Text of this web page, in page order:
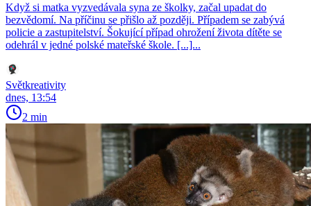
Když si matka vyzvedávala syna ze školky, začal upadat do
bezvědomí. Na příčinu se přišlo až později. Případem se zabývá
policie a zastupitelství. Šokující případ ohrožení života dítěte se
odehrál v jedné polské mateřské škole. [...]...
Světkreativity
dnes, 13:54
2 min